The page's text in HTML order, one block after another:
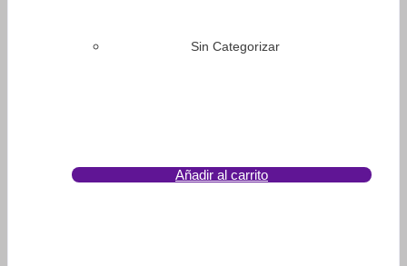
Sin Categorizar
Añadir al carrito